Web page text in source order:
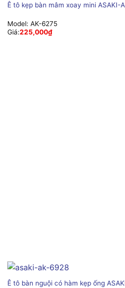
Ê tô kẹp bàn mâm xoay mini ASAKI-
Model: AK-6275
Giá:225,000₫
Ê tô bàn nguội có hàm kẹp ống